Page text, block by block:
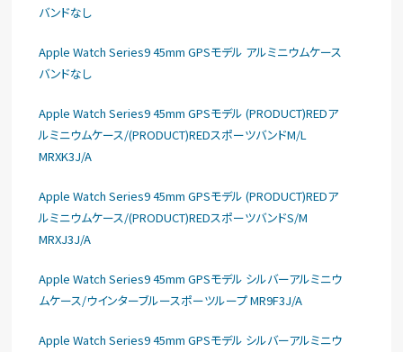
バンドなし
Apple Watch Series9 45mm GPSモデル アルミニウムケース
バンドなし
Apple Watch Series9 45mm GPSモデル (PRODUCT)REDア
ルミニウムケース/(PRODUCT)REDスポーツバンドM/L
MRXK3J/A
Apple Watch Series9 45mm GPSモデル (PRODUCT)REDア
ルミニウムケース/(PRODUCT)REDスポーツバンドS/M
MRXJ3J/A
Apple Watch Series9 45mm GPSモデル シルバーアルミニウ
ムケース/ウインターブルースポーツループ MR9F3J/A
Apple Watch Series9 45mm GPSモデル シルバーアルミニウ